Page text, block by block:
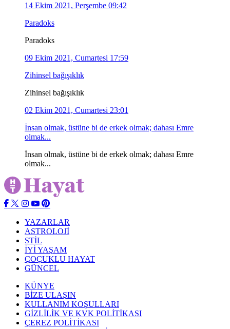
14 Ekim 2021, Perşembe 09:42
Paradoks
Paradoks
09 Ekim 2021, Cumartesi 17:59
Zihinsel bağışıklık
Zihinsel bağışıklık
02 Ekim 2021, Cumartesi 23:01
İnsan olmak, üstüne bi de erkek olmak; dahası Emre
olmak...
İnsan olmak, üstüne bi de erkek olmak; dahası Emre
olmak...
YAZARLAR
ASTROLOJİ
STİL
İYİ YAŞAM
ÇOÇUKLU HAYAT
GÜNCEL
KÜNYE
BİZE ULAŞIN
KULLANIM KOŞULLARI
GİZLİLİK VE KVK POLİTİKASI
ÇEREZ POLİTİKASI